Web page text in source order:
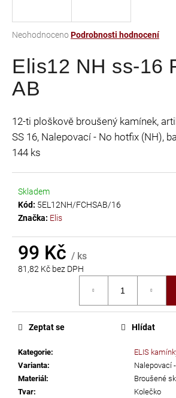
Průměrné
produktu
je
0,0
hvězdiček.
NeohodnocenoPodrobnosti hodnocení
Elis12 NH ss-16
AB
12-ti ploškově broušený kamínek,
SS 16, Nalepovací - No hotfix (NH),
144 ks
Skladem
Kód: 5EL12NH/FCHSAB/16
Značka: Elis
99 Kč / ks
81,82 Kč bez DPH
Kategorie:
ELIS
Varianta:
Nalepovací
Materiál:
Broušené
Tvar:
Kolečko
Zeptat se Hlídat
j
t
?
HLEDAT
D
o
p
č
e
m
PRECIOSA
VIVA12